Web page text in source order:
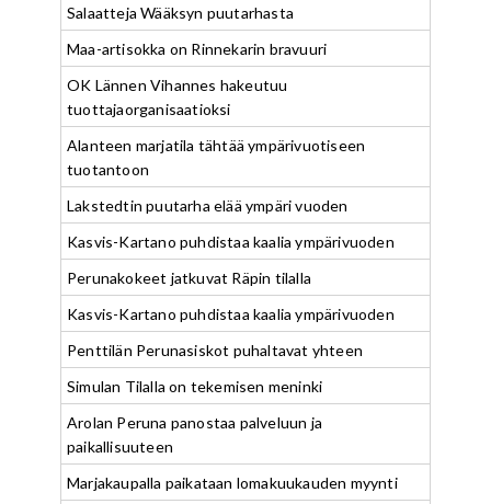
Salaatteja Wääksyn puutarhasta
Maa-artisokka on Rinnekarin bravuuri
OK Lännen Vihannes hakeutuu
tuottajaorganisaatioksi
Alanteen marjatila tähtää ympärivuotiseen
tuotantoon
Lakstedtin puutarha elää ympäri vuoden
Kasvis-Kartano puhdistaa kaalia ympärivuoden
Perunakokeet jatkuvat Räpin tilalla
Kasvis-Kartano puhdistaa kaalia ympärivuoden
Penttilän Perunasiskot puhaltavat yhteen
Simulan Tilalla on tekemisen meninki
Arolan Peruna panostaa palveluun ja
paikallisuuteen
Marjakaupalla paikataan lomakuukauden myynti